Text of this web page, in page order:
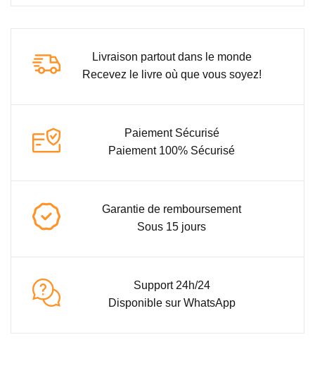
Livraison partout dans le monde
Recevez le livre où que vous soyez!
Paiement Sécurisé
Paiement 100% Sécurisé
Garantie de remboursement
Sous 15 jours
Support 24h/24
Disponible sur WhatsApp